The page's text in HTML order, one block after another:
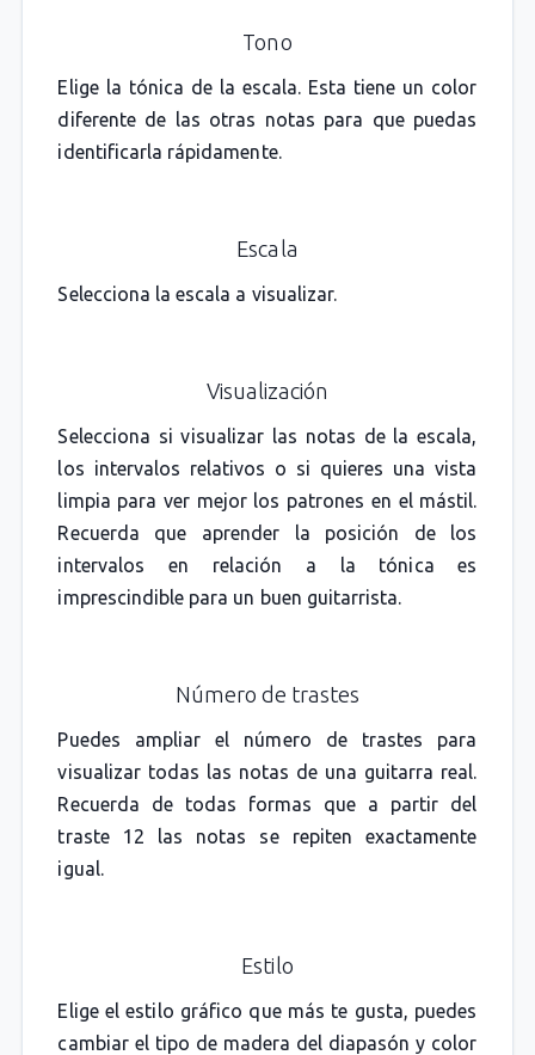
Tono
Elige la tónica de la escala. Esta tiene un color
diferente de las otras notas para que puedas
identificarla rápidamente.
Escala
Selecciona la escala a visualizar.
Visualización
Selecciona si visualizar las notas de la escala,
los intervalos relativos o si quieres una vista
limpia para ver mejor los patrones en el mástil.
Recuerda que aprender la posición de los
intervalos en relación a la tónica es
imprescindible para un buen guitarrista.
Número de trastes
Puedes ampliar el número de trastes para
visualizar todas las notas de una guitarra real.
Recuerda de todas formas que a partir del
traste 12 las notas se repiten exactamente
igual.
Estilo
Elige el estilo gráfico que más te gusta, puedes
cambiar el tipo de madera del diapasón y color